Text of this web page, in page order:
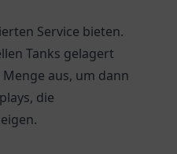
Service bieten.
Tanks gelagert
aus, um dann
die